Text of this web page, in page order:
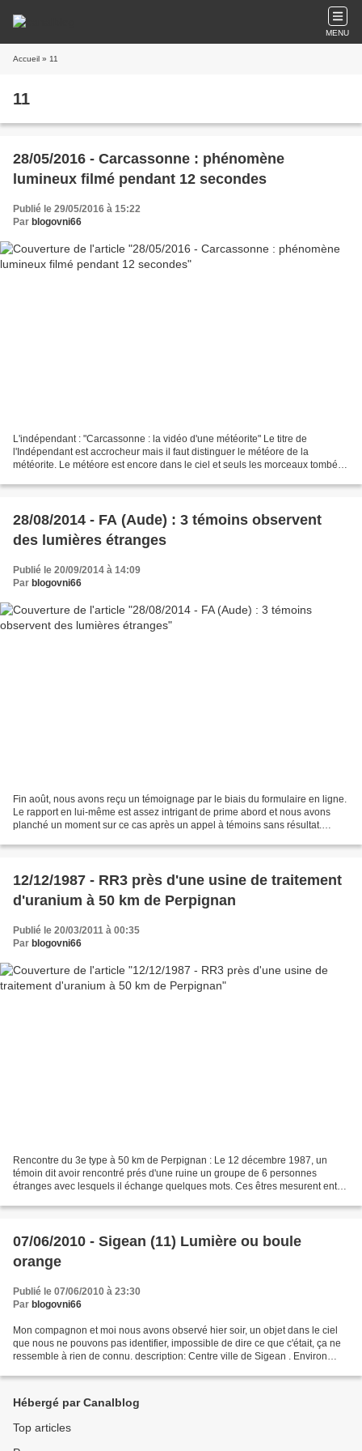
MENU
Accueil » 11
11
28/05/2016 - Carcassonne : phénomène
lumineux filmé pendant 12 secondes
Publié le 29/05/2016 à 15:22
Par blogovni66
L'indépendant : "Carcassonne : la vidéo d'une météorite" Le titre de
l'Indépendant est accrocheur mais il faut distinguer le météore de la
météorite. Le météore est encore dans le ciel et seuls les morceaux tombés
28/08/2014 - FA (Aude) : 3 témoins observent
des lumières étranges
Publié le 20/09/2014 à 14:09
Par blogovni66
Fin août, nous avons reçu un témoignage par le biais du formulaire en ligne.
Le rapport en lui-même est assez intrigant de prime abord et nous avons
planché un moment sur ce cas après un appel à témoins sans résultat.
12/12/1987 - RR3 près d'une usine de traitement
d'uranium à 50 km de Perpignan
Publié le 20/03/2011 à 00:35
Par blogovni66
Rencontre du 3e type à 50 km de Perpignan : Le 12 décembre 1987, un
témoin dit avoir rencontré prés d'une ruine un groupe de 6 personnes
étranges avec lesquels il échange quelques mots. Ces êtres mesurent entre
07/06/2010 - Sigean (11) Lumière ou boule
orange
Publié le 07/06/2010 à 23:30
Par blogovni66
Mon compagnon et moi nous avons observé hier soir, un objet dans le ciel
que nous ne pouvons pas identifier, impossible de dire ce que c'était, ça ne
ressemble à rien de connu. description: Centre ville de Sigean . Environ
Hébergé par Canalblog
Top articles